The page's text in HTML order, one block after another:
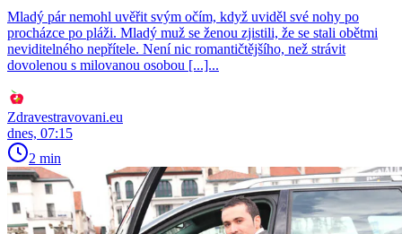
Mladý pár nemohl uvěřit svým očím, když uviděl své nohy po
procházce po pláži. Mladý muž se ženou zjistili, že se stali obětmi
neviditelného nepřítele. Není nic romantičtějšího, než strávit
dovolenou s milovanou osobou [...]...
Zdravestravovani.eu
dnes, 07:15
2 min